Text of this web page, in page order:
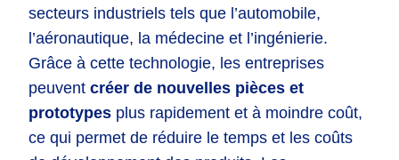
secteurs industriels tels que l’automobile,
l’aéronautique, la médecine et l’ingénierie.
Grâce à cette technologie, les entreprises
peuvent créer de nouvelles pièces et
prototypes plus rapidement et à moindre coût,
ce qui permet de réduire le temps et les coûts